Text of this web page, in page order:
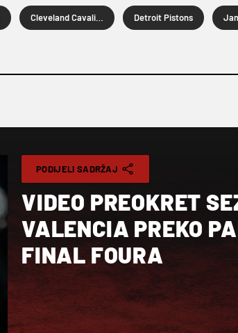
Cleveland Cavaliers Detroit Pistons
PODIJELI SADRŽAJ
VIDEO PREOKRET
VALENCIA PREKO
FINAL FOURA